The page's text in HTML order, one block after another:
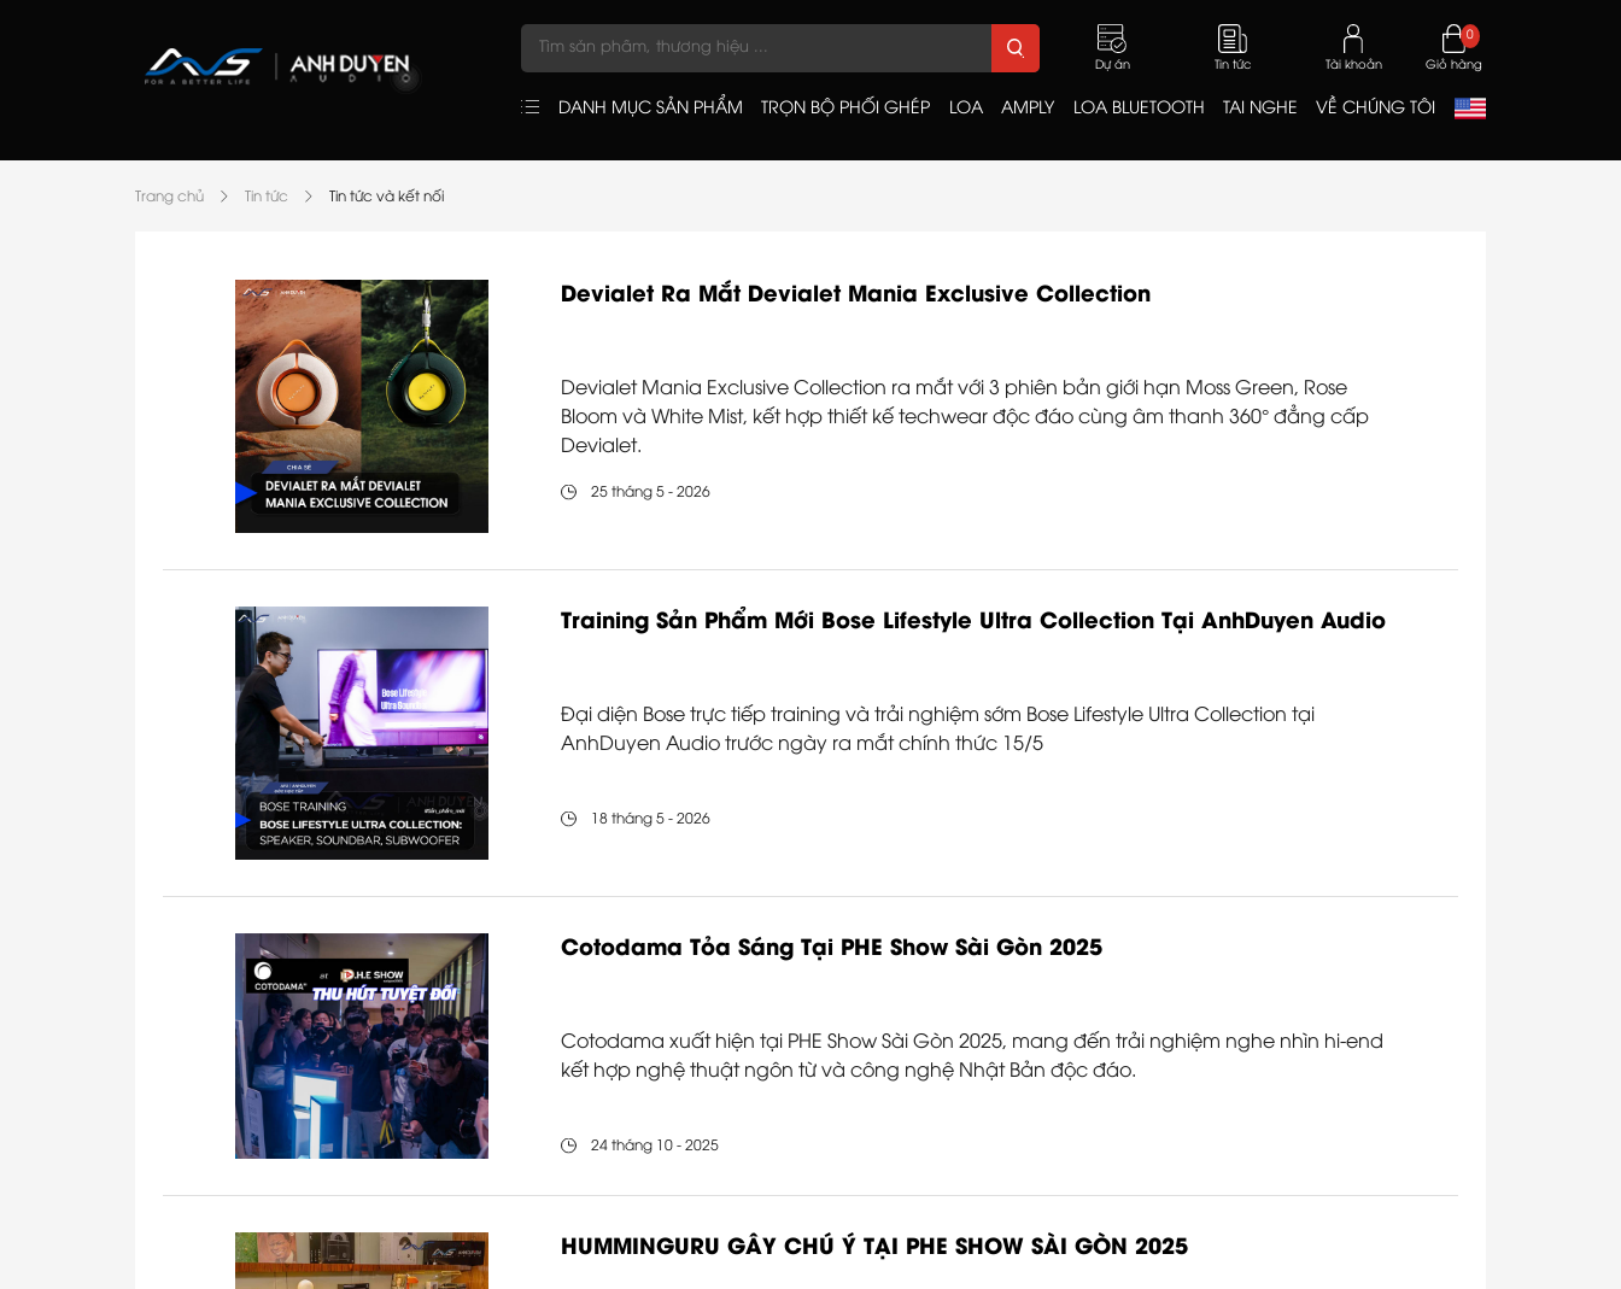
Dự án Tin tức Tài khoản Giỏ hàng
0
DANH MỤC SẢN PHẨM TRỌN BỘ PHỐI GHÉP LOA AMPLY LOA BLUETOOTH TAI NGHE VỀ CHÚNG TÔI
Trang chủ Tin tức Tin tức và kết nối
Devialet Ra Mắt Devialet Mania Exclusive Collection
Devialet Mania Exclusive Collection ra mắt với 3 phiên bản giới hạn Moss Green, Rose
Bloom và White Mist, kết hợp thiết kế techwear độc đáo cùng âm thanh 360° đẳng cấp
Devialet.
25 tháng 5 - 2026
Training Sản Phẩm Mới Bose Lifestyle Ultra Collection Tại AnhDuyen Audio
Đại diện Bose trực tiếp training và trải nghiệm sớm Bose Lifestyle Ultra Collection tại
AnhDuyen Audio trước ngày ra mắt chính thức 15/5
18 tháng 5 - 2026
Cotodama Tỏa Sáng Tại PHE Show Sài Gòn 2025
Cotodama xuất hiện tại PHE Show Sài Gòn 2025, mang đến trải nghiệm nghe nhìn hi-end
kết hợp nghệ thuật ngôn từ và công nghệ Nhật Bản độc đáo.
24 tháng 10 - 2025
HUMMINGURU GÂY CHÚ Ý TẠI PHE SHOW SÀI GÒN 2025